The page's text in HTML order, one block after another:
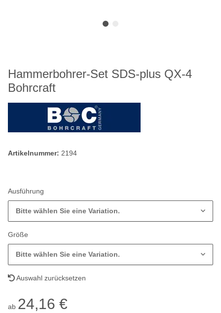
Hammerbohrer-Set SDS-plus QX-4
Bohrcraft
Artikelnummer: 2194
Ausführung
Bitte wählen Sie eine Variation.
Größe
Bitte wählen Sie eine Variation.
Auswahl zurücksetzen
ab 24,16 €